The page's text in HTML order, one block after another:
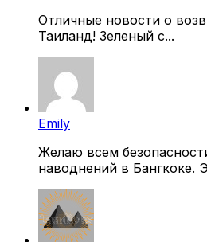
Отличные новости о
Таиланд! Зеленый с...
Emily
Желаю всем
наводнений в Бангкоке.